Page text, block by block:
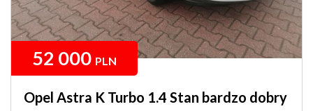
52 000 PLN
Opel Astra K Turbo 1.4 Stan bardzo dobry